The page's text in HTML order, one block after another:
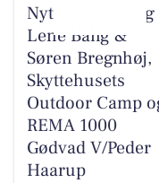
Nyt fra CD Bolig
Lene Bang &
Søren Bregnhøj,
Skyttehusets
Outdoor Camp
REMA 1000
Gødvad V/Peder
Haarup